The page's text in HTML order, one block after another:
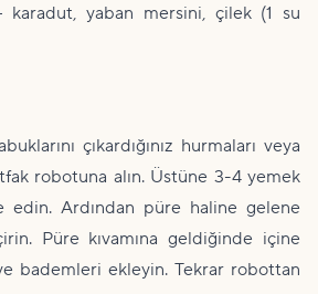
karadut, yaban mersini, çilek (1 su
çıkardığınız hurmaları veya
robotuna alın. Üstüne 3-4 yemek
edin. Ardından püre haline gelene
Püre kıvamına geldiğinde içine
bademleri ekleyin. Tekrar robottan